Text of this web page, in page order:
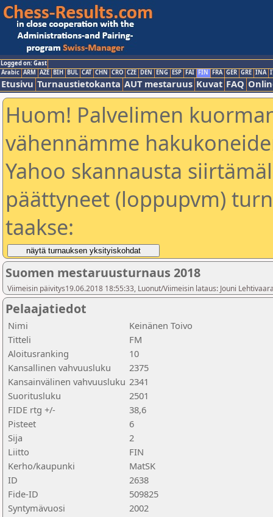
Logged on: Gast
Arabic ARM AZE BIH BUL CAT CHN CRO CZE DEN ENG ESP FAI FIN FRA GER GRE INA
Etusivu Turnaustietokanta AUT mestaruus Kuvat FAQ
Huom! Palvelimen
vähennämme
Yahoo skannausta
päättyneet (loppupvm)
taakse:
Suomen mestaruusturnaus 2018
Viimeisin päivitys19.06.2018 18:55:33, Luonut/Viimeisin lataus: Jouni
Pelaajatiedot
Nimi
Keinänen Toivo
Titteli
FM
Aloitusranking
10
Kansallinen vahvuusluku
2375
Kansainvälinen vahvuusluku 2341
Suoritusluku
2501
FIDE rtg +/-
38,6
Pisteet
6
Sija
2
Liitto
FIN
Kerho/kaupunki
MatSK
ID
2638
Fide-ID
509825
Syntymävuosi
2002